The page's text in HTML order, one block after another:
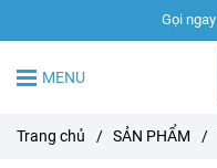
Gọi ngay
MENU
Trang chủ / SẢN PHẨM /